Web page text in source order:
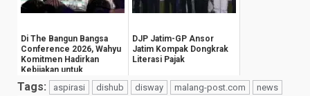
Di The Bangun Bangsa
Conference 2026, Wahyu
Komitmen Hadirkan
Kebijakan untuk
Kesejahteraan
Masyarak...
DJP Jatim-GP Ansor
Jatim Kompak Dongkrak
Literasi Pajak
Tags: aspirasi dishub disway malang-post.com
news